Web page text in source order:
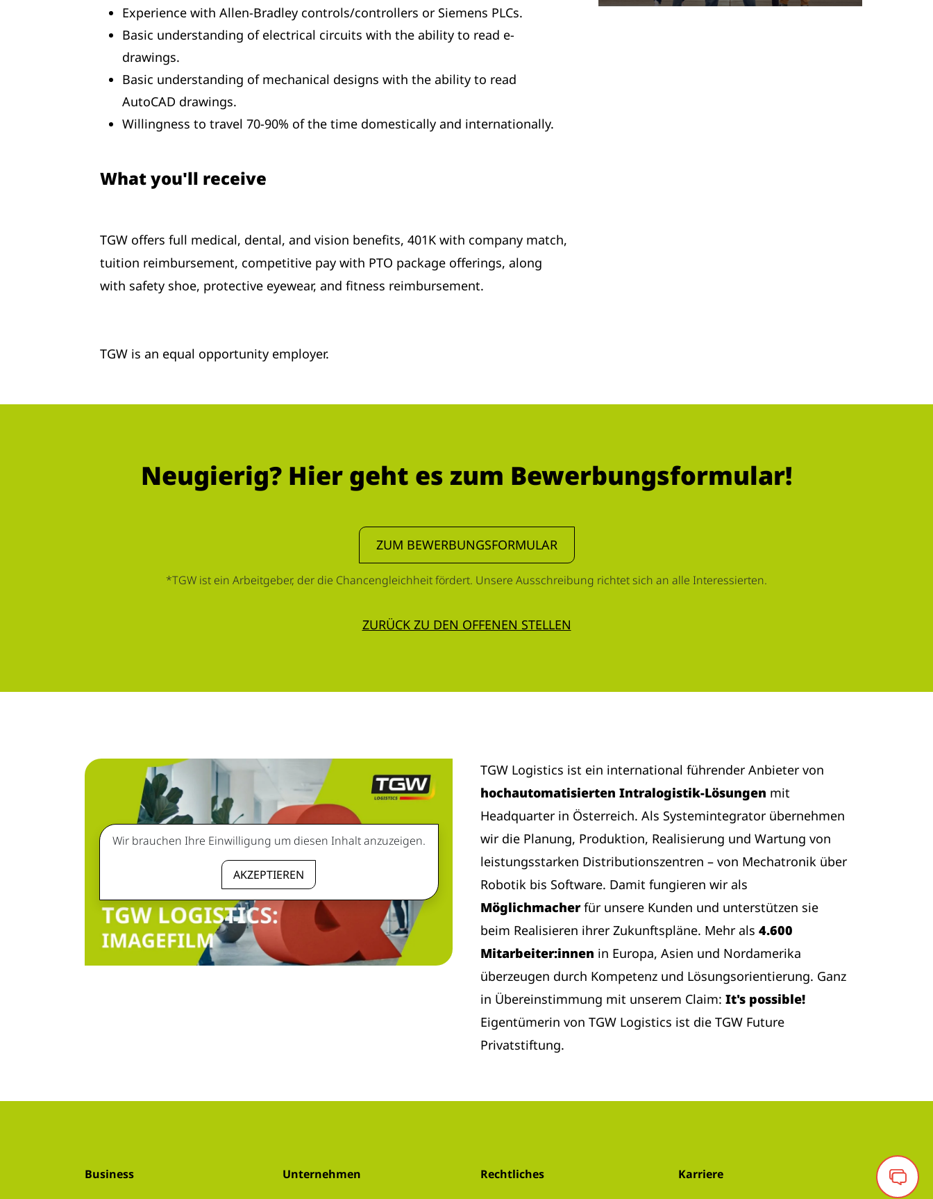
Experience with Allen-Bradley controls/controllers or Siemens PLCs.
Basic understanding of electrical circuits with the ability to read e-
drawings.
Basic understanding of mechanical designs with the ability to read
AutoCAD drawings.
Willingness to travel 70-90% of the time domestically and internationally.
What you'll receive
TGW offers full medical, dental, and vision benefits, 401K with company match,
tuition reimbursement, competitive pay with PTO package offerings, along
with safety shoe, protective eyewear, and fitness reimbursement.
TGW is an equal opportunity employer.
Neugierig? Hier geht es zum Bewerbungsformular!
ZUM BEWERBUNGSFORMULAR
*TGW ist ein Arbeitgeber, der die Chancengleichheit fördert. Unsere Ausschreibung richtet sich an alle Interessierten.
ZURÜCK ZU DEN OFFENEN STELLEN
Wir brauchen Ihre Einwilligung um diesen Inhalt anzuzeigen.
AKZEPTIEREN
TGW Logistics ist ein international führender Anbieter von
hochautomatisierten Intralogistik-Lösungen mit
Headquarter in Österreich. Als Systemintegrator übernehmen
wir die Planung, Produktion, Realisierung und Wartung von
leistungsstarken Distributionszentren – von Mechatronik über
Robotik bis Software. Damit fungieren wir als
Möglichmacherfür unsere Kunden und unterstützen sie
beim Realisieren ihrer Zukunftspläne. Mehr als 4.600
Mitarbeiter:innen in Europa, Asien und Nordamerika
überzeugen durch Kompetenz und Lösungsorientierung. Ganz
in Übereinstimmung mit unserem Claim: It's possible!
Eigentümerin von TGW Logistics ist die TGW Future
Privatstiftung.
Business Unternehmen Rechtliches Karriere